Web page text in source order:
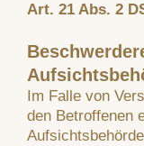
Art. 21 Abs. 2
Im Falle von
den Betroffenen